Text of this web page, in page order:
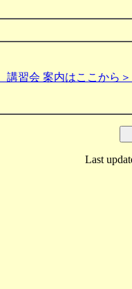
習会 案内はここから
Last